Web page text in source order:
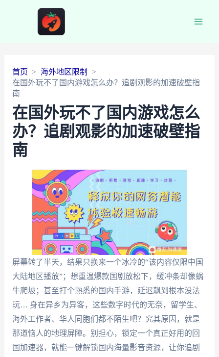
首页
海外地区限制
在国外玩不了国内游戏怎么办？追剧观影的加速破壁指
南
在国外玩不了国内游戏怎么
办？追剧观影的加速破壁指
南
屏幕转了半天，结果只换来一个冰冷的“该内容仅限中国
大陆地区播放”；想重温爆款国剧放松下，缓冲条却像蜗
牛爬坡；甚至打个熟悉的国内手游，延迟飙到根本没法
玩… 身在异乡为异客，这些数字时代的无奈，留学生、
海外工作者、华人同胞们都不陌生吧？究其原因，就是
那道恼人的地理屏障。别担心，锁定一个真正好用的回
国加速器，就能一键解锁国内海量影音资源，让你追剧